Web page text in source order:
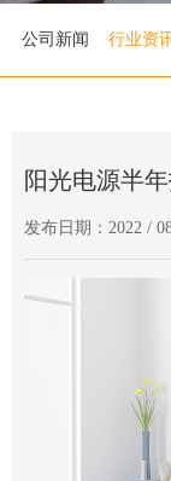
公司新闻 行业资
阳光电源半
发布日期：2022 /